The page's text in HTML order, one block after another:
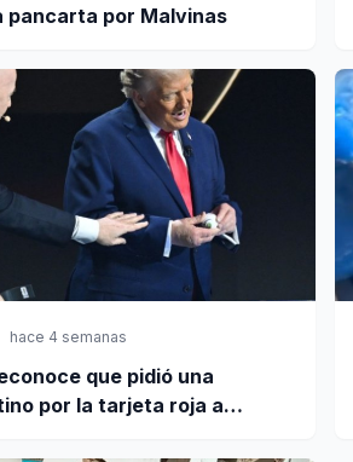
pancarta por Malvinas
hace 4 semanas
que pidió una
por la tarjeta roja a